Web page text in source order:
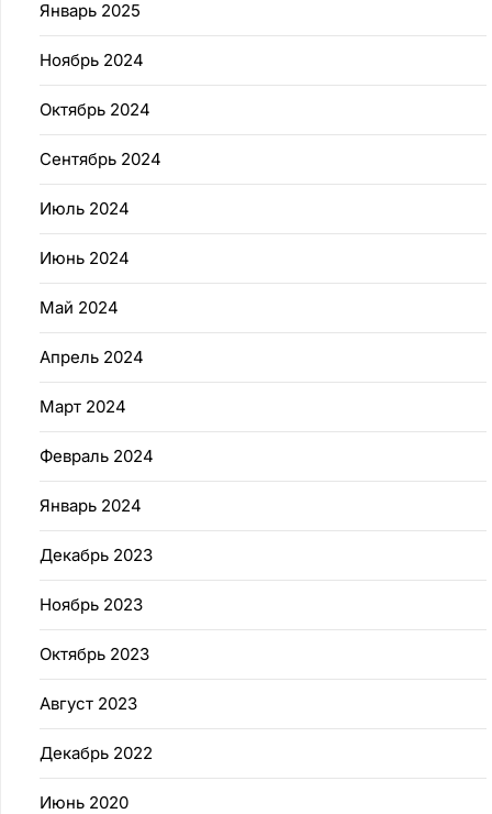
Январь 2025
Ноябрь 2024
Октябрь 2024
Сентябрь 2024
Июль 2024
Июнь 2024
Май 2024
Апрель 2024
Март 2024
Февраль 2024
Январь 2024
Декабрь 2023
Ноябрь 2023
Октябрь 2023
Август 2023
Декабрь 2022
Июнь 2020